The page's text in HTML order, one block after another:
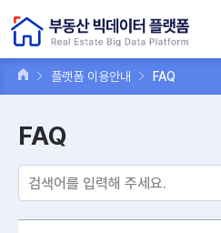
플랫폼 이용안내 FAQ
FAQ